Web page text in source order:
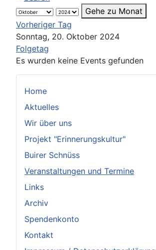
Home
Aktuelles
Wir über uns
Projekt "Erinnerungskultur"
Buirer Schnüss
Veranstaltungen und Termine
Links
Archiv
Spendenkonto
Kontakt
Gehe zu Monat
Vorheriger Tag
Sonntag, 20. Oktober 2024
Folgetag
Es wurden keine Events gefunden